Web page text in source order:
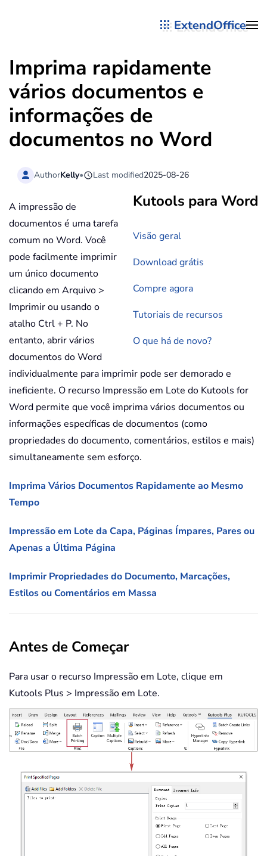
ExtendOffice
Imprima rapidamente
vários documentos e
informações de
documentos no Word
AuthorKelly• Last modified2025-08-26
Kutools para Word
Visão geral
Download grátis
Compre agora
Tutoriais de recursos
O que há de novo?
A impressão de
documentos é uma tarefa
comum no Word. Você
pode facilmente imprimir
um único documento
clicando em Arquivo >
Imprimir ou usando o
atalho Ctrl + P. No
entanto, abrir vários
documentos do Word
individualmente para imprimir pode ser demorado e
ineficiente. O recurso Impressão em Lote do Kutools for
Word permite que você imprima vários documentos ou
informações específicas de documentos (como
propriedades do documento, comentários, estilos e mais)
simultaneamente sem esforço.
Imprima Vários Documentos Rapidamente ao Mesmo
Tempo
Impressão em Lote da Capa, Páginas Ímpares, Pares ou
Apenas a Última Página
Imprimir Propriedades do Documento, Marcações,
Estilos ou Comentários em Massa
Antes de Começar
Para usar o recurso Impressão em Lote, clique em
Kutools Plus > Impressão em Lote.